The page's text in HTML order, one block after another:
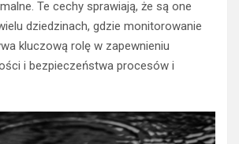
Te cechy sprawiają, że są one
dziedzinach, gdzie monitorowanie
kluczową rolę w zapewnieniu
i bezpieczeństwa procesów i